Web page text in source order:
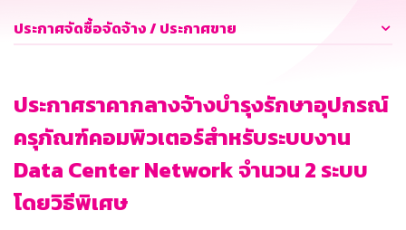
ประกาศจัดซื้อจัดจ้าง / ประกาศขาย
ประกาศราคากลางจ้างบำรุงรักษาอุปกรณ์
ครุภัณฑ์คอมพิวเตอร์สำหรับระบบงาน
Data Center Network จำนวน 2 ระบบ
โดยวิธีพิเศษ